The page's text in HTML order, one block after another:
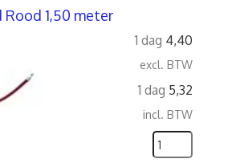
1,50 meter
1 dag 4,40
excl. BTW
1 dag 5,32
incl. BTW